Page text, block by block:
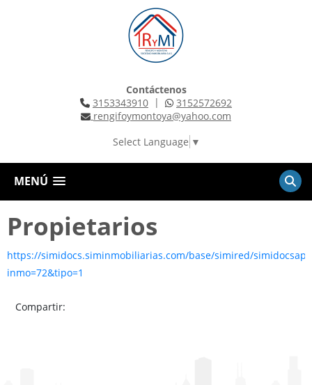
Contáctenos
3153343910 |
3152572692
rengifoymontoya@yahoo.com
Select Language ▼
MENÚ
Propietarios
https://simidocs.siminmobiliarias.com/base/simired/
inmo=72&tipo=1
Compartir: